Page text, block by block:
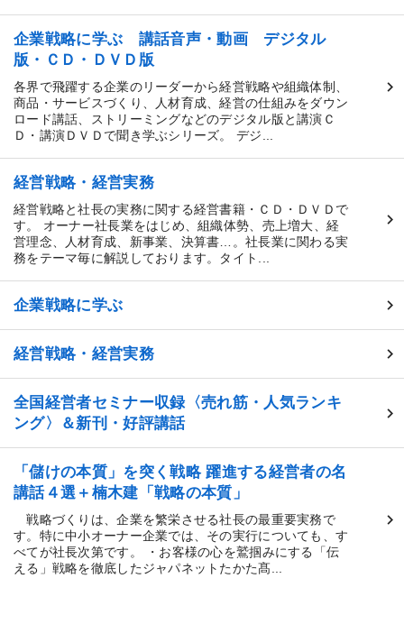
企業戦略に学ぶ 講話音声・動画 デジタル
版・ＣＤ・ＤＶＤ版
各界で飛躍する企業のリーダーから経営戦略や組織体制、
商品・サービスづくり、人材育成、経営の仕組みをダウン
ロード講話、ストリーミングなどのデジタル版と講演Ｃ
Ｄ・講演ＤＶＤで聞き学ぶシリーズ。 デジ...
経営戦略・経営実務
経営戦略と社長の実務に関する経営書籍・ＣＤ・ＤＶＤで
す。 オーナー社長業をはじめ、組織体勢、売上増大、経
営理念、人材育成、新事業、決算書…。社長業に関わる実
務をテーマ毎に解説しております。タイト...
企業戦略に学ぶ
経営戦略・経営実務
全国経営者セミナー収録〈売れ筋・人気ランキ
ング〉＆新刊・好評講話
「儲けの本質」を突く戦略 躍進する経営者の名
講話４選＋楠木建「戦略の本質」
戦略づくりは、企業を繁栄させる社長の最重要実務で
す。特に中小オーナー企業では、その実行についても、す
べてが社長次第です。 ・お客様の心を鷲掴みにする「伝
える」戦略を徹底したジャパネットたかた髙...
「一代で1000億企業を築く成長と実践の経営」
1,650円〜